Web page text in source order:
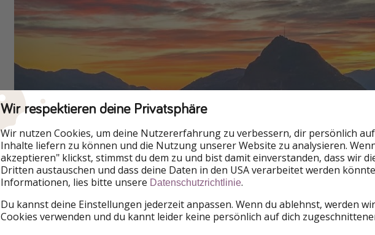
Beispieltermin
Wir respektieren deine Privatsphäre
Wir nutzen Cookies, um deine Nutzererfahrung zu verbessern, dir persönlich
Inhalte liefern zu können und die Nutzung unserer Website zu analysieren.
akzeptieren" klickst, stimmst du dem zu und bist damit einverstanden, dass wir
Dritten austauschen und dass deine Daten in den USA verarbeitet werden
Informationen, lies bitte unsere Datenschutzrichtlinie.
Du kannst deine Einstellungen jederzeit anpassen. Wenn du ablehnst, werden
Cookies verwenden und du kannt leider keine persönlich auf dich